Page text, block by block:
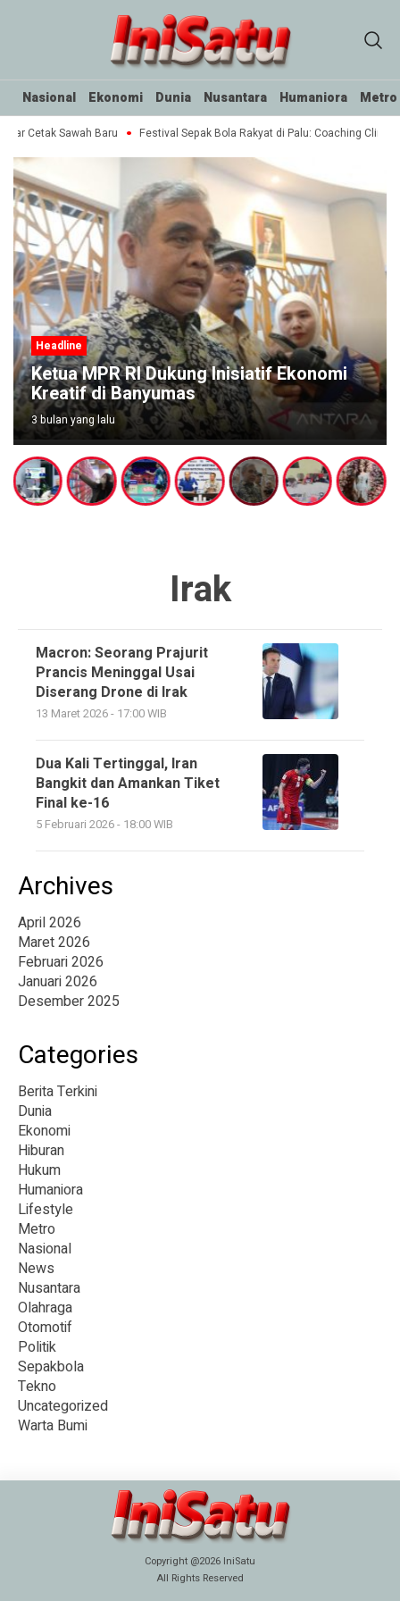
Nasional Ekonomi Dunia Nusantara Humaniora Metro
Cetak Sawah Baru Festival Sepak Bola Rakyat di Palu: Coaching Clinic
Headline
Ketua MPR RI Dukung Inisiatif Ekonomi
Kreatif di Banyumas
3 bulan yang lalu
Irak
Macron: Seorang Prajurit
Prancis Meninggal Usai
Diserang Drone di Irak
13 Maret 2026 - 17:00 WIB
Dua Kali Tertinggal, Iran
Bangkit dan Amankan Tiket
Final ke-16
5 Februari 2026 - 18:00 WIB
Archives
April 2026
Maret 2026
Februari 2026
Januari 2026
Desember 2025
Categories
Berita Terkini
Dunia
Ekonomi
Hiburan
Hukum
Humaniora
Lifestyle
Metro
Nasional
News
Nusantara
Olahraga
Otomotif
Politik
Sepakbola
Tekno
Uncategorized
Warta Bumi
Copyright @2026 IniSatu
All Rights Reserved